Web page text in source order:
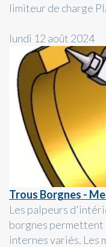
limiteur de charge
lundi 12 août 2024
Trous Borgnes -
Les palpeurs
borgnes permettent
internes variés. Les